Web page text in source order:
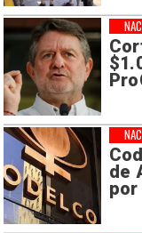
de
por